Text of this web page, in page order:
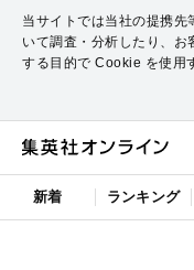
当サイトでは当社の提携先
いて調査・分析したり、
する目的で Cookie を使用
新着 ランキング